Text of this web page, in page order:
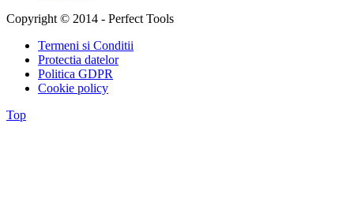
Copyright © 2014 - Perfect Tools
Termeni si Conditii
Protectia datelor
Politica GDPR
Cookie policy
Top